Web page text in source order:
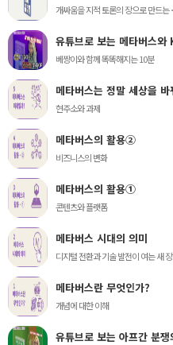
개싸움을 지적 토론의 장으로 만드
유튜브로 보는 메타버스와
베짱이와 함께 똑똑해지는 10분
메타버스는 정말 세상을 바
현주소와 과제
메타버스의 활용②
비즈니스의 변화
메타버스의 활용①
콘텐츠와 플랫폼
메타버스 시대의 의미
디지털 전환과 기술 발전이 여는 새 장
메타버스란 무엇인가?
개념에 대한 이해
유튜브로 보는 아프간 분쟁